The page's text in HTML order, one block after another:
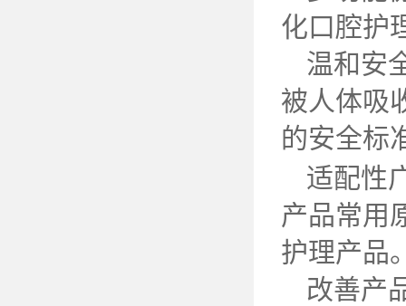
化口腔护
温和安
被人体吸
的安全标
适配性
产品常用
护理产品
改善产